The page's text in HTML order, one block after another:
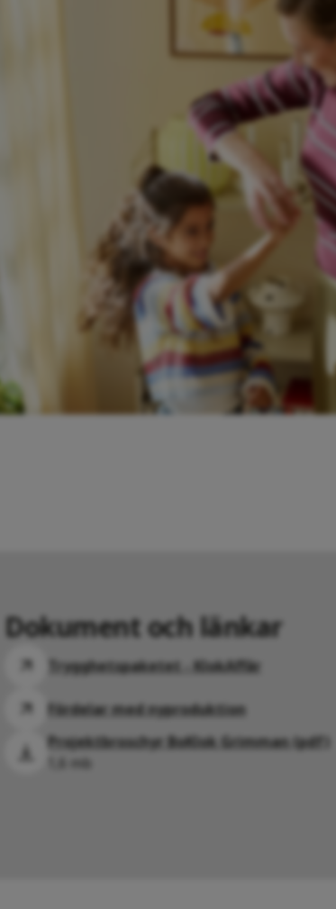
Dokument och länkar
Trygghetspaketet - KlokAffär
Fördelar med nyproduktion
Projektbroschyr BoKlok Grimman (pdf)
1,6 mb